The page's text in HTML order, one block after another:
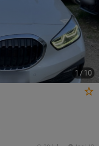
1 / 10